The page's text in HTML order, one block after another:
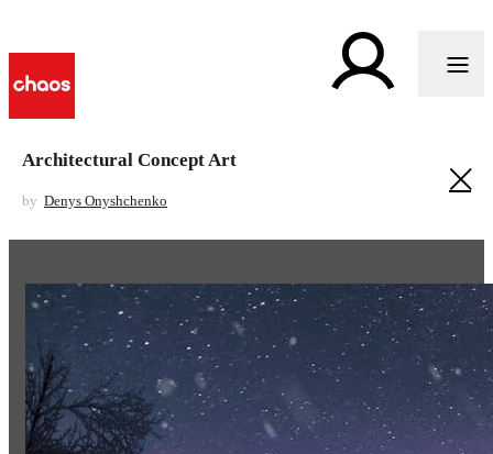
Architectural Concept Art
by Denys Onyshchenko